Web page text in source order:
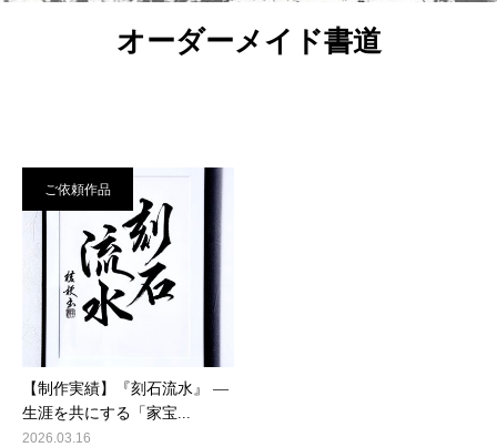
オーダーメイド書道
ご依頼作品
【制作実績】『刻石流水』 ―
生涯を共にする「家宝...
2026.03.16